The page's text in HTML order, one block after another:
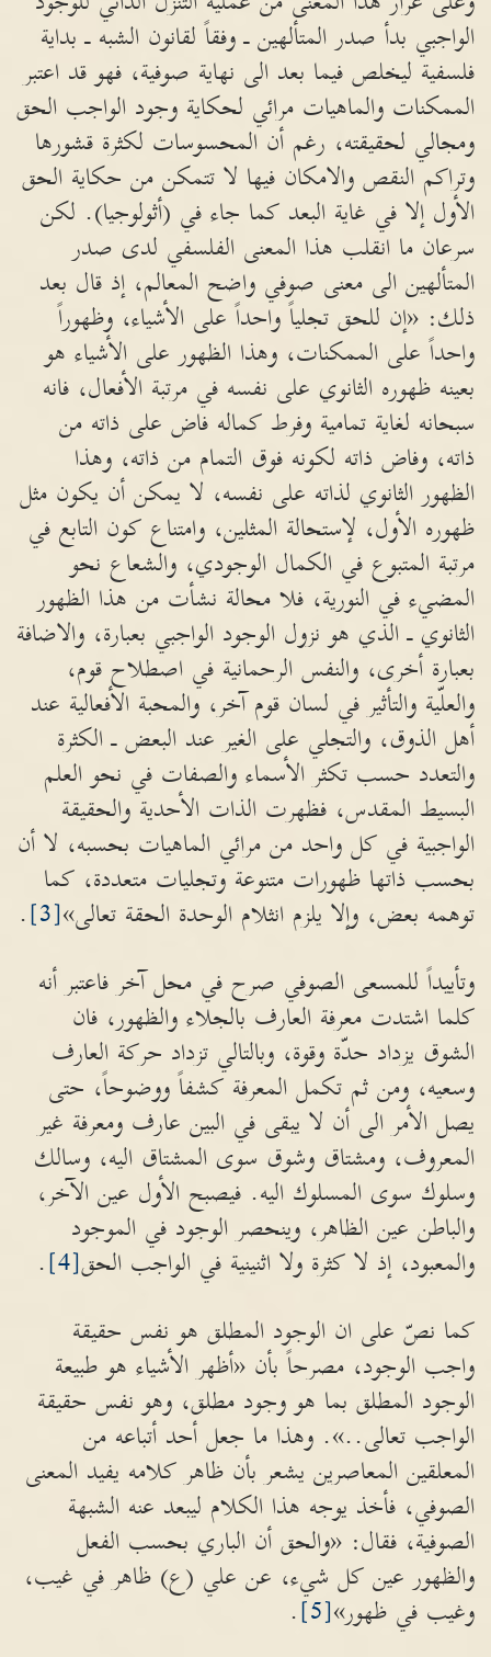
الواجبي بدأ صدر المتألهين ـ وفقاً لقانون الشبه ـ بداية
فلسفية ليخلص فيما بعد الى نهاية صوفية، فهو قد اعتبر
الممكنات والماهيات مرائي لحكاية وجود الواجب الحق
ومجالي لحقيقته، رغم أن المحسوسات لكثرة قشورها
وتراكم النقص والامكان فيها لا تتمكن من حكاية الحق
الأول إلا في غاية البعد كما جاء في (أثولوجيا). لكن
سرعان ما انقلب هذا المعنى الفلسفي لدى صدر
المتألهين الى معنى صوفي واضح المعالم، إذ قال بعد
ذلك: «إن للحق تجلياً واحداً على الأشياء، وظهوراً
واحداً على الممكنات، وهذا الظهور على الأشياء هو
بعينه ظهوره الثانوي على نفسه في مرتبة الأفعال، فانه
سبحانه لغاية تمامية وفرط كماله فاض على ذاته من
ذاته، وفاض ذاته لكونه فوق التمام من ذاته، وهذا
الظهور الثانوي لذاته على نفسه، لا يمكن أن يكون مثل
ظهوره الأول، لإستحالة المثلين، وامتناع كون التابع في
مرتبة المتبوع في الكمال الوجودي، والشعاع نحو
المضيء في النورية، فلا محالة نشأت من هذا الظهور
الثانوي ـ الذي هو نزول الوجود الواجبي بعبارة، والاضافة
بعبارة أخرى، والنفس الرحمانية في اصطلاح قوم،
والعلّية والتأثير في لسان قوم آخر، والمحبة الأفعالية عند
أهل الذوق، والتجلي على الغير عند البعض ـ الكثرة
والتعدد حسب تكثر الأسماء والصفات في نحو العلم
البسيط المقدس، فظهرت الذات الأحدية والحقيقة
الواجبية في كل واحد من مرائي الماهيات بحسبه، لا أن
بحسب ذاتها ظهورات متنوعة وتجليات متعددة، كما
توهمه بعض، وإلا يلزم انثلام الوحدة الحقة تعالى»[3]
.
وتأييداً للمسعى الصوفي صرح في محل آخر فاعتبر أنه
كلما اشتدت معرفة العارف بالجلاء والظهور، فان
الشوق يزداد حدّة وقوة، وبالتالي تزداد حركة العارف
وسعيه، ومن ثم تكمل المعرفة كشفاً ووضوحاً، حتى
يصل الأمر الى أن لا يبقى في البين عارف ومعرفة غير
المعروف، ومشتاق وشوق سوى المشتاق اليه، وسالك
وسلوك سوى المسلوك اليه. فيصبح الأول عين الآخر،
والباطن عين الظاهر، وينحصر الوجود في الموجود
والمعبود، إذ لا كثرة ولا اثنينية في الواجب الحق[4]
.
كما نصّ على ان الوجود المطلق هو نفس حقيقة
واجب الوجود، مصرحاً بأن «أظهر الأشياء هو طبيعة
الوجود المطلق بما هو وجود مطلق، وهو نفس حقيقة
الواجب تعالى..». وهذا ما جعل أحد أتباعه من
المعلقين المعاصرين يشعر بأن ظاهر كلامه يفيد المعنى
الصوفي، فأخذ يوجه هذا الكلام ليبعد عنه الشبهة
الصوفية، فقال: «والحق أن الباري بحسب الفعل
والظهور عين كل شيء، عن علي (ع) ظاهر في غيب،
وغيب في ظهور»[5]
.